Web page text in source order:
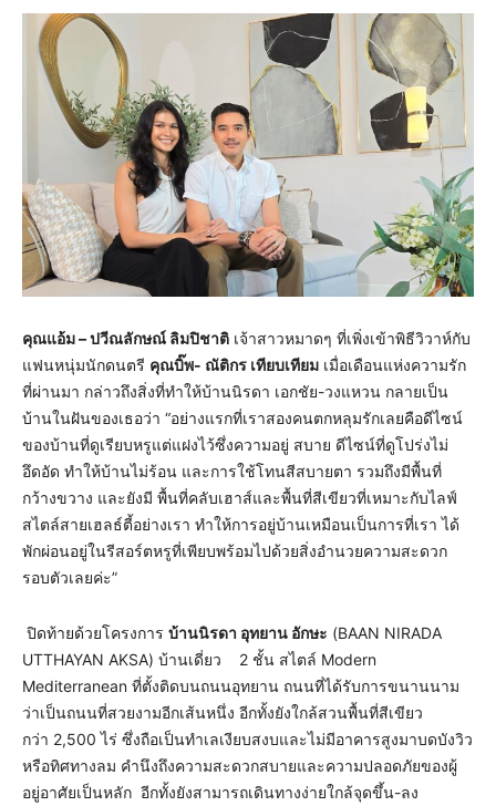
คุณแอ้ม – ปวีณลักษณ์ ลิมปิชาติ เจ้าสาวหมาดๆ ที่เพิ่งเข้าพิธีวิวาห์กับ
แฟนหนุ่มนักดนตรี คุณบิ๊พ- ณัติกร เทียบเทียม เมื่อเดือนแห่งความรัก
ที่ผ่านมา กล่าวถึงสิ่งที่ทำให้บ้านนิรดา เอกชัย-วงแหวน กลายเป็น
บ้านในฝันของเธอว่า “อย่างแรกที่เราสองคนตกหลุมรักเลยคือดีไซน์
ของบ้านที่ดูเรียบหรูแต่แฝงไว้ซึ่งความอยู่ สบาย ดีไซน์ที่ดูโปร่งไม่
อึดอัด ทำให้บ้านไม่ร้อน และการใช้โทนสีสบายตา รวมถึงมีพื้นที่
กว้างขวาง และยังมี พื้นที่คลับเฮาส์และพื้นที่สีเขียวที่เหมาะกับไลฟ์
สไตล์สายเฮลธ์ตี้อย่างเรา ทำให้การอยู่บ้านเหมือนเป็นการที่เรา ได้
พักผ่อนอยู่ในรีสอร์ตหรูที่เพียบพร้อมไปด้วยสิ่งอำนวยความสะดวก
รอบตัวเลยค่ะ”
ปิดท้ายด้วยโครงการ บ้านนิรดา อุทยาน อักษะ (BAAN NIRADA
UTTHAYAN AKSA) บ้านเดี่ยว 2 ชั้น สไตล์ Modern
Mediterranean ที่ตั้งติดบนถนนอุทยาน ถนนที่ได้รับการขนานนาม
ว่าเป็นถนนที่สวยงามอีกเส้นหนึ่ง อีกทั้งยังใกล้สวนพื้นที่สีเขียว
กว่า 2,500 ไร่ ซึ่งถือเป็นทำเลเงียบสงบและไม่มีอาคารสูงมาบดบังวิว
หรือทิศทางลม คำนึงถึงความสะดวกสบายและความปลอดภัยของผู้
อยู่อาศัยเป็นหลัก อีกทั้งยังสามารถเดินทางง่ายใกล้จุดขึ้น-ลง